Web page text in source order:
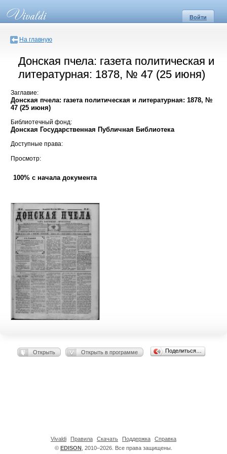
Войти
На главную
Донская пчела: газета политическая и
литературная: 1878, № 47 (25 июня)
Заглавие:
Донская пчела: газета политическая и литературная: 1878, №
47 (25 июня)
Библиотечный фонд:
Донская Государственная Публичная Библиотека
Доступные права:
Просмотр:
100% с начала документа
Открыть Открыть в программе Поделиться…
© EDISON , 2010–2026. Все права защищены.
Vivaldi Правила Скачать Поддержка Справка